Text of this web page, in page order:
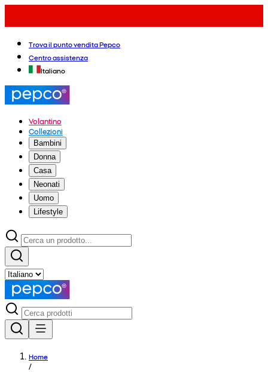
Trova il punto vendita Pepco
Centro assistenza
Italiano
Volantino
Collezioni
Bambini
Donna
Casa
Neonati
Uomo
Lifestyle
Home
/